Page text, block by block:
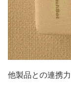
他製品との連携